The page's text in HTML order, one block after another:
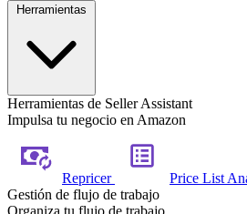
Herramientas de Seller Assistant
Impulsa tu negocio en Amazon
Repricer Price List
Gestión de flujo de trabajo
Organiza tu flujo de trabajo